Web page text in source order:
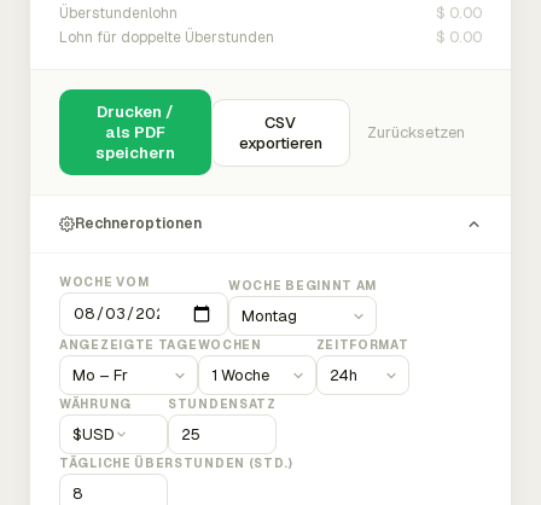
Überstundenlohn $ 0.00
Lohn für doppelte Überstunden $ 0.00
Drucken /
als PDF
speichern
CSV
exportieren
Zurücksetzen
Rechneroptionen
WOCHE VOM WOCHE BEGINNT AM
ANGEZEIGTE TAGEWOCHEN ZEITFORMAT
WÄHRUNG
$USD
STUNDENSATZ
TÄGLICHE ÜBERSTUNDEN (STD.)